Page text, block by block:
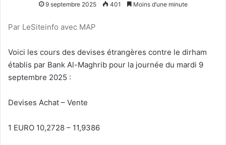
9 septembre 2025 401 Moins d’une minute
Par LeSiteinfo avec MAP
Voici les cours des devises étrangères contre le dirham
établis par Bank Al-Maghrib pour la journée du mardi 9
septembre 2025 :
Devises Achat – Vente
1 EURO 10,2728 – 11,9386